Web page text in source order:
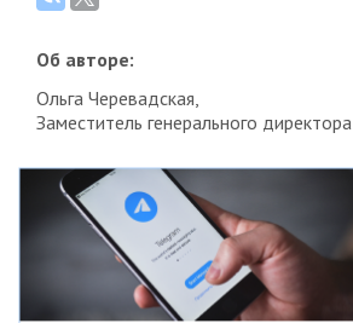
Об авторе:
Ольга Черевадская,
Заместитель генерального директора